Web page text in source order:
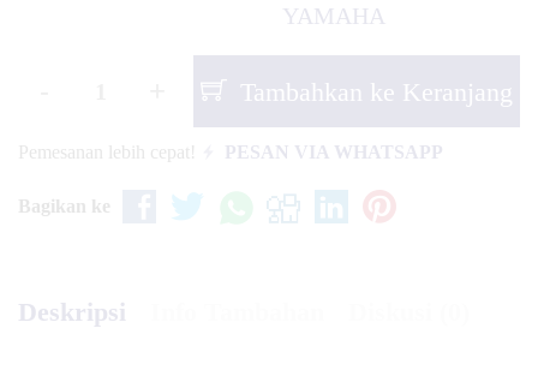
YAMAHA
Tambahkan ke Keranjang
Pemesanan lebih cepat! PESAN VIA WHATSAPP
Bagikan ke
Deskripsi